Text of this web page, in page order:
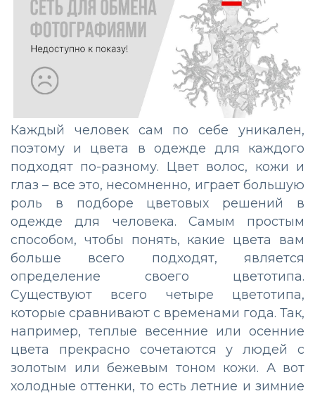
Каждый человек сам по себе уникален,
поэтому и цвета в одежде для каждого
подходят по-разному. Цвет волос, кожи и
глаз – все это, несомненно, играет большую
роль в подборе цветовых решений в
одежде для человека. Самым простым
способом, чтобы понять, какие цвета вам
больше всего подходят, является
определение своего цветотипа.
Существуют всего четыре цветотипа,
которые сравнивают с временами года. Так,
например, теплые весенние или осенние
цвета прекрасно сочетаются у людей с
золотым или бежевым тоном кожи. А вот
холодные оттенки, то есть летние и зимние